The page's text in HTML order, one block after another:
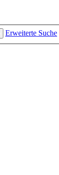
Erweiterte Suche